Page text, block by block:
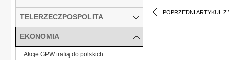
POPRZEDNI ARTYKUŁ Z
TELERZECZPOSPOLITA
EKONOMIA
Akcje GPW trafią do polskich